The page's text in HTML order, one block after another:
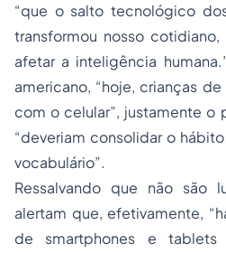
“que o salto tecnológico
transformou nosso
afetar a inteligência
americano, “hoje, crianças
com o celular”, justamente o
“deveriam consolidar o
vocabulário”.
Ressalvando que não são
alertam que, efetivamente,
de smartphones e